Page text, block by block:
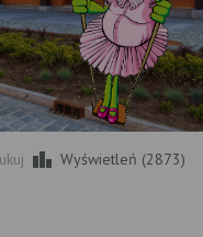
Wyświetleń (2873)